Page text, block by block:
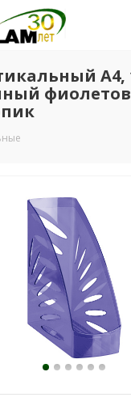
А4,